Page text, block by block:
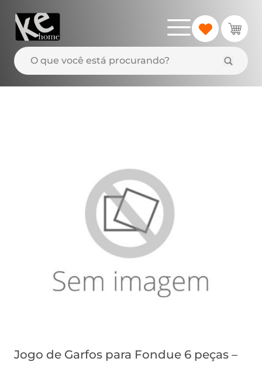
Jogo de Garfos para Fondue 6 peças –